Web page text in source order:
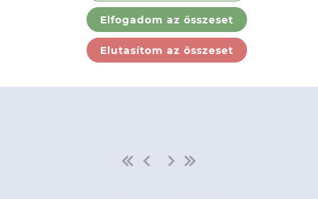
Elfogadom az összeset
Elutasítom az összeset
Ebben a kategóriában nincs
elérhető kurzus!